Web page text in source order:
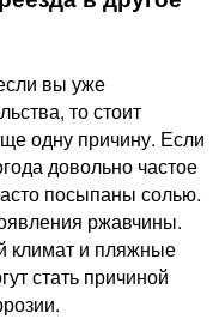
вы уже
то стоит
одну причину. Если
довольно частое
посыпаны солью.
ржавчины.
климат и пляжные
стать причиной